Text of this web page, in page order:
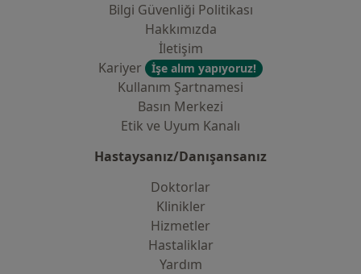
Bilgi Güvenliği Politikası
Hakkımızda
İletişim
Kariyer
İşe alım yapıyoruz!
Kullanım Şartnamesi
Basın Merkezi
Etik ve Uyum Kanalı
Hastaysanız/Danışansanız
Doktorlar
Klinikler
Hizmetler
Hastaliklar
Yardım